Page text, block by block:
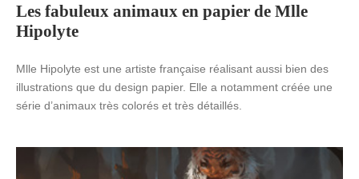
Les fabuleux animaux en papier de Mlle
Hipolyte
Mlle Hipolyte est une artiste française réalisant aussi bien des
illustrations que du design papier. Elle a notamment créée une
série d’animaux très colorés et très détaillés.